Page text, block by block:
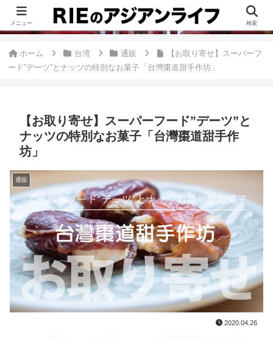
このブログは、台湾が好きすぎて移住したRieがグルメ、観光、生活・ビジネ
ス情報、アジア旅経験などをまとめた台湾ブログです。
ホーム 台湾 通販
【お取り寄せ】スーパーフ
ード”デーツ”とナッツの特別なお菓子「台灣棗道甜手作坊」
【お取り寄せ】スーパーフード”デーツ”と
ナッツの特別なお菓子「台灣棗道甜手作
坊」
通販
2020.04.26
メニュー 検索